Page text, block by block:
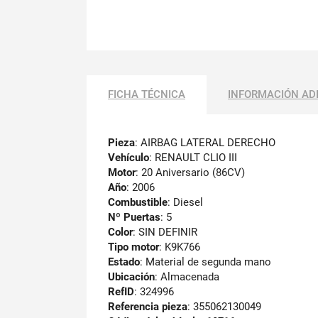
FICHA TÉCNICA INFORMACIÓN
Pieza: AIRBAG LATERAL DERECHO
Vehículo: RENAULT CLIO III
Motor: 20 Aniversario (86CV)
Año: 2006
Combustible: Diesel
Nº Puertas: 5
Color: SIN DEFINIR
Tipo motor: K9K766
Estado: Material de segunda mano
Ubicación: Almacenada
RefID: 324996
Referencia pieza: 355062130049